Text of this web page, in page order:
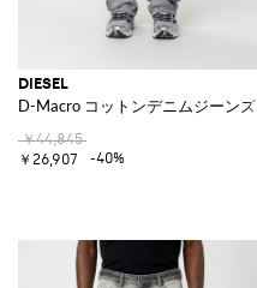
DIESEL
D-Macro コットンデニムジーンズ
￥44,845
￥26,907
-40%